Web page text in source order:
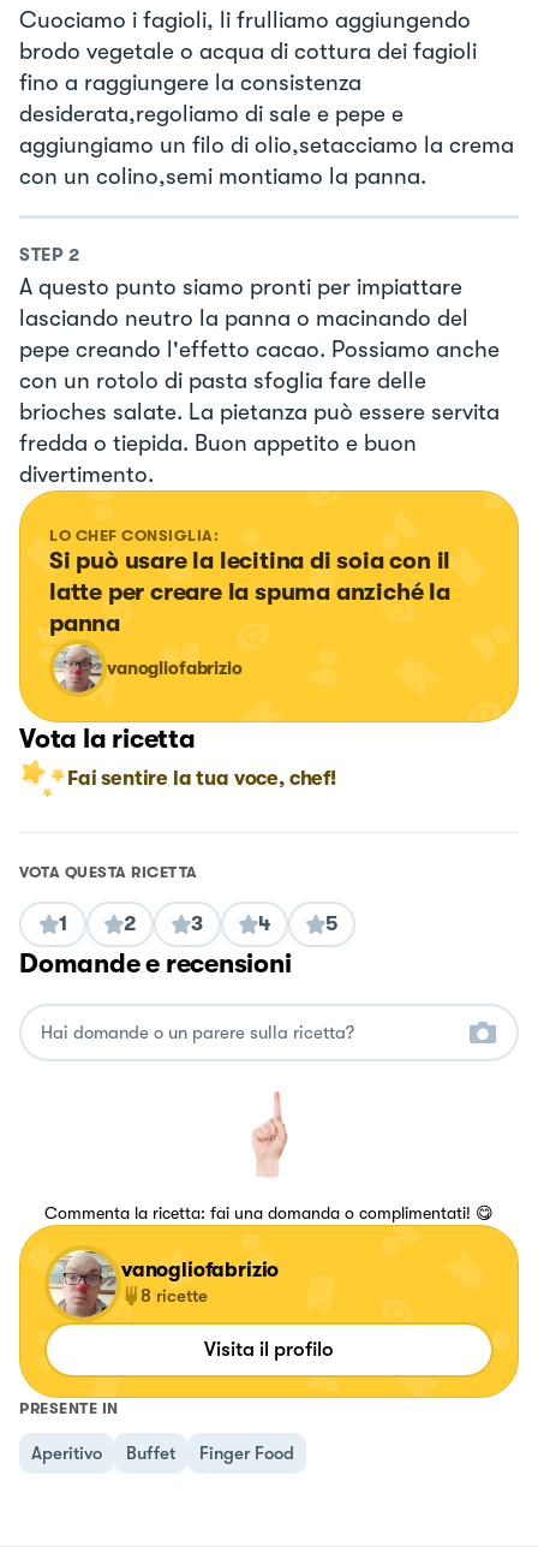
Cuociamo i fagioli, li frulliamo aggiungendo
brodo vegetale o acqua di cottura dei fagioli
fino a raggiungere la consistenza
desiderata,regoliamo di sale e pepe e
aggiungiamo un filo di olio,setacciamo la crema
con un colino,semi montiamo la panna.
STEP 2
A questo punto siamo pronti per impiattare
lasciando neutro la panna o macinando del
pepe creando l'effetto cacao. Possiamo anche
con un rotolo di pasta sfoglia fare delle
brioches salate. La pietanza può essere servita
fredda o tiepida. Buon appetito e buon
divertimento.
LO CHEF CONSIGLIA:
Si può usare la lecitina di soia con il
latte per creare la spuma anziché la
panna
vanogliofabrizio
Vota la ricetta
Fai sentire la tua voce, chef!
VOTA QUESTA RICETTA
1 2 3 4 5
Domande e recensioni
Commenta la ricetta: fai una domanda o complimentati! 😋
vanogliofabrizio
8 ricette
Visita il profilo
PRESENTE IN
Aperitivo Buffet Finger Food